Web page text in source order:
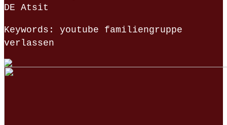
DE Atsit
Keywords: youtube familiengruppe
verlassen